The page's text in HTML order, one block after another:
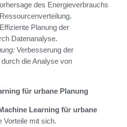
des Energieverbrauchs
Effiziente Planung der
Datenanalyse.
Verbesserung der
die Analyse von
für urbane Planung
Learning für urbane
Vorteile mit sich.